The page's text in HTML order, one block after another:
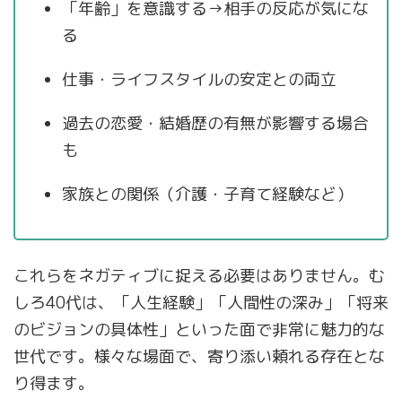
「年齢」を意識する→相手の反応が気にな
る
仕事・ライフスタイルの安定との両立
過去の恋愛・結婚歴の有無が影響する場合
も
家族との関係（介護・子育て経験など）
これらをネガティブに捉える必要はありません。む
しろ40代は、「人生経験」「人間性の深み」「将来
のビジョンの具体性」といった面で非常に魅力的な
世代です。様々な場面で、寄り添い頼れる存在とな
り得ます。